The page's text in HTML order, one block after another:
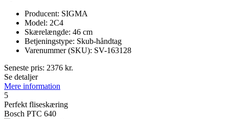
Producent: SIGMA
Model: 2C4
Skærelængde: 46 cm
Betjeningstype: Skub-håndtag
Varenummer (SKU): SV-163128
Seneste pris: 2376 kr.
Se detaljer
Mere information
5
Perfekt fliseskæring
Bosch PTC 640